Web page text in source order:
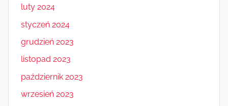
luty 2024
styczeń 2024
grudzień 2023
listopad 2023
październik 2023
wrzesień 2023